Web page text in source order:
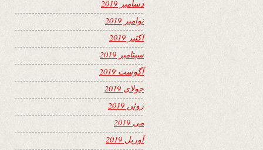
دسامبر 2019
نوامبر 2019
اکتبر 2019
سپتامبر 2019
آگوست 2019
جولای 2019
ژوئن 2019
می 2019
آوریل 2019